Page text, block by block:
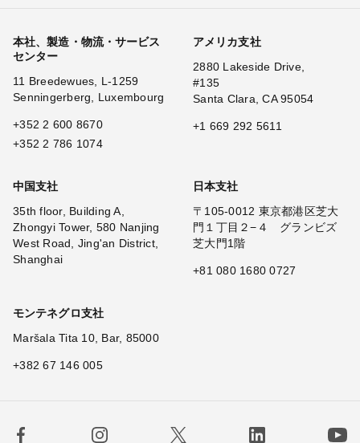
本社、製造・物流・サービス
センター
11 Breedewues, L-1259
Senningerberg, Luxembourg
+352 2 600 8670
+352 2 786 1074
アメリカ支社
2880 Lakeside Drive,
#135
Santa Clara, CA 95054
+1 669 292 5611
中国支社
35th floor, Building A,
Zhongyi Tower, 580 Nanjing
West Road, Jing'an District,
Shanghai
日本支社
〒105-0012 東京都港区芝大
門１丁目２−４ グランビズ
芝大門1階
+81 080 1680 0727
モンテネグロ支社
Maršala Tita 10, Bar, 85000
+382 67 146 005